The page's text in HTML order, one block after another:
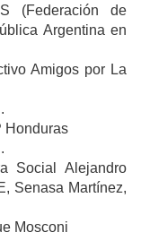
(Federación de
Argentina en
Amigos por La
Honduras
Social Alejandro
Senasa Martínez,
Mosconi